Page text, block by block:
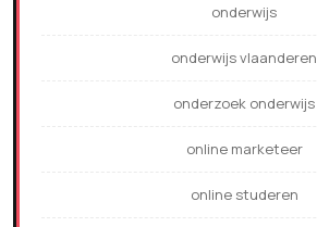
onderwijs
onderwijs vlaanderen
onderzoek onderwijs
online marketeer
online studeren